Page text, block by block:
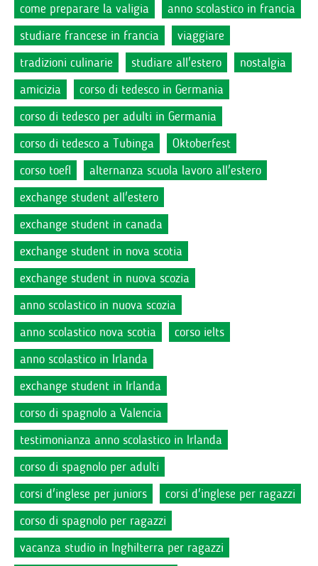
come preparare la valigia
anno scolastico in francia
studiare francese in francia
viaggiare
tradizioni culinarie
studiare all'estero
nostalgia
amicizia
corso di tedesco in Germania
corso di tedesco per adulti in Germania
corso di tedesco a Tubinga
Oktoberfest
corso toefl
alternanza scuola lavoro all'estero
exchange student all'estero
exchange student in canada
exchange student in nova scotia
exchange student in nuova scozia
anno scolastico in nuova scozia
anno scolastico nova scotia
corso ielts
anno scolastico in Irlanda
exchange student in Irlanda
corso di spagnolo a Valencia
testimonianza anno scolastico in Irlanda
corso di spagnolo per adulti
corsi d'inglese per juniors
corsi d'inglese per ragazzi
corso di spagnolo per ragazzi
vacanza studio in Inghilterra per ragazzi